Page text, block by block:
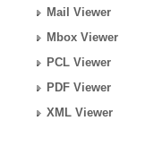
Mail Viewer
Mbox Viewer
PCL Viewer
PDF Viewer
XML Viewer